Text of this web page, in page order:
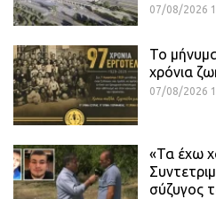
07/08/2026
Το
χρόνια
07/08/2026
«Τα έχω
σύζυγος